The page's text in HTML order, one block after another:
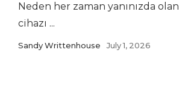
Neden her zaman yanınızda olan
cihazı ...
Sandy Writtenhouse July 1, 2026